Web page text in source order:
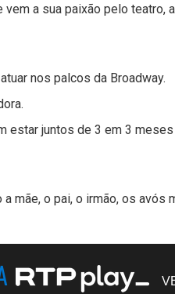
a sua paixão pelo teatro,
nos palcos da Broadway.
estar juntos de 3 em 3
mãe, o pai, o irmão, os avós